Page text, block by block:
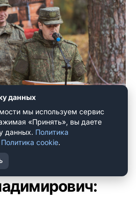
Матанкин
данных
мы используем сервис
«Принять», вы даете
данных. Политика
Политика cookie.